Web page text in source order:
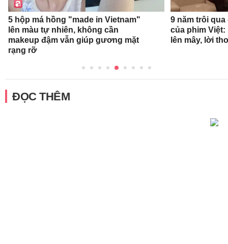
5 hộp má hồng "made in Vietnam"
lên màu tự nhiên, không cần
makeup đậm vẫn giúp gương mặt
rạng rỡ
9 năm trôi
của phim
lên mây, lời
ĐỌC THÊM